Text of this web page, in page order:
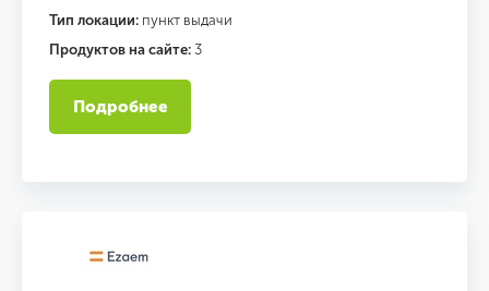
Тип локации: пункт выдачи
Продуктов на сайте: 3
Подробнее